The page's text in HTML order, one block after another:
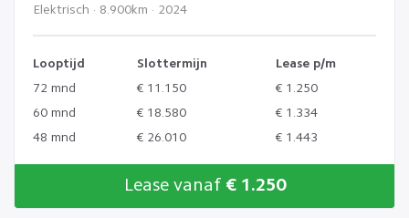
Elektrisch · 8.900km · 2024
Looptijd Slottermijn
Lease p/m
72 mnd
€ 11.150
€ 1.250
60 mnd
€ 18.580
€ 1.334
48 mnd
€ 26.010 € 1.443
Lease vanaf € 1.250